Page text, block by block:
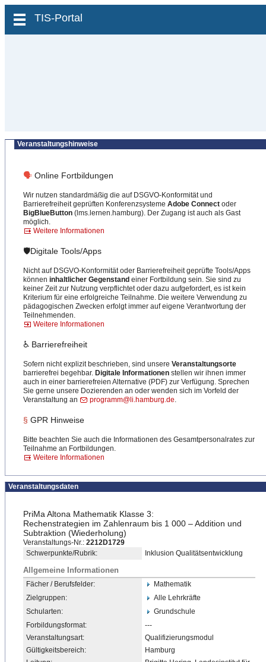
zum Inhalt wechseln
TIS-Portal
Veranstaltungshinweise
🗣 Online Fortbildungen
Wir nutzen standardmäßig die auf DSGVO-Konformität und
Barrierefreiheit geprüften Konferenzsysteme Adobe Connect oder
BigBlueButton (lms.lernen.hamburg). Der Zugang ist auch als Gast
möglich.
Weitere Informationen
🛡️Digitale Tools/Apps
Nicht auf DSGVO-Konformität oder Barrierefreiheit geprüfte Tools/Apps
können inhaltlicher Gegenstand einer Fortbildung sein. Sie sind zu
keiner Zeit zur Nutzung verpflichtet oder dazu aufgefordert, es ist kein
Kriterium für eine erfolgreiche Teilnahme. Die weitere Verwendung zu
pädagogischen Zwecken erfolgt immer auf eigene Verantwortung der
Teilnehmenden.
Weitere Informationen
♿ Barrierefreiheit
Sofern nicht explizit beschrieben, sind unsere Veranstaltungsorte
barrierefrei begehbar. Digitale Informationen stellen wir ihnen immer
auch in einer barrierefreien Alternative (PDF) zur Verfügung. Sprechen
Sie gerne unsere Dozierenden an oder wenden sich im Vorfeld der
Veranstaltung an
programm@li.hamburg.de.
§ GPR Hinweise
Bitte beachten Sie auch die Informationen des Gesamtpersonalrates zur
Teilnahme an Fortbildungen.
Weitere Informationen
Veranstaltungsdaten
PriMa Altona Mathematik Klasse 3:
Rechenstrategien im Zahlenraum bis 1 000 – Addition und
Subtraktion (Wiederholung)
Veranstaltungs-Nr.: 2212D1729
Schwerpunkte/Rubrik:
Inklusion Qualitätsentwicklung
Allgemeine Informationen
Fächer / Berufsfelder:
Mathematik
Zielgruppen:
Alle Lehrkräfte
Schularten:
Grundschule
Forbildungsformat:
---
Veranstaltungsart:
Qualifizierungsmodul
Gültigkeitsbereich:
Hamburg